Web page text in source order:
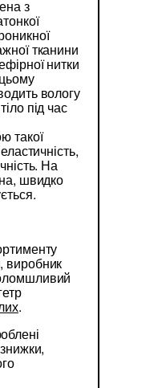
з
тканини
нитки
вологу
під час
такої
На
швидко
виробник
.